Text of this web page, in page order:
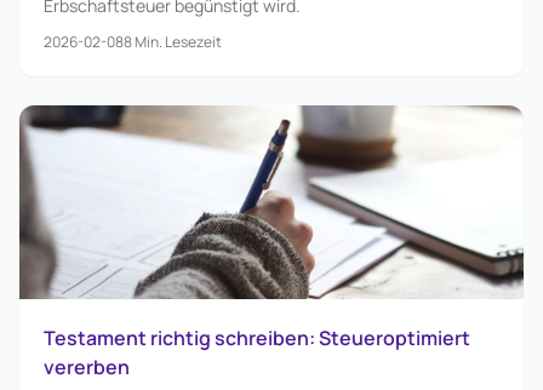
Erbschaftsteuer begünstigt wird.
2026-02-088Min. Lesezeit
Testament richtig schreiben: Steueroptimiert
vererben